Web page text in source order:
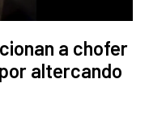
a chofer
altercando